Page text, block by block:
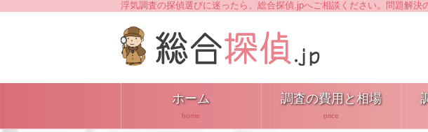
浮気調査の探偵選びに迷ったら、総合探偵.jpへご相談ください。問題解決
ホーム
home
調査の費用と相場
price